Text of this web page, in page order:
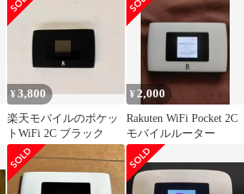
¥3,800
楽天モバイルのポケッ
トWiFi 2C ブラック
¥2,000
Rakuten WiFi Pocket 2C
モバイルルーター